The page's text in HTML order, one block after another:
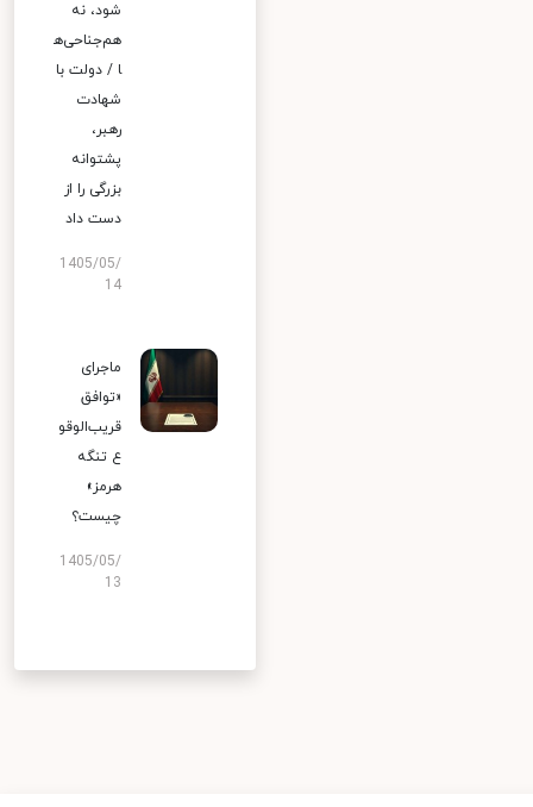
شود، نه
هم‌جناحی‌ه
ا / دولت با
شهادت
رهبر،
پشتوانه
بزرگی را از
دست داد
1405/05/
14
ماجرای
«توافق
قریب‌الوقو
ع تنگه
هرمز»
چیست؟
1405/05/
13